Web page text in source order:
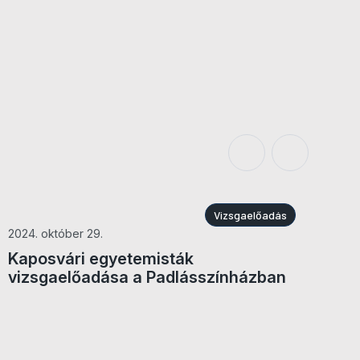
Vizsgaelőadás
2024. október 29.
Kaposvári egyetemisták
vizsgaelőadása a Padlásszínházban